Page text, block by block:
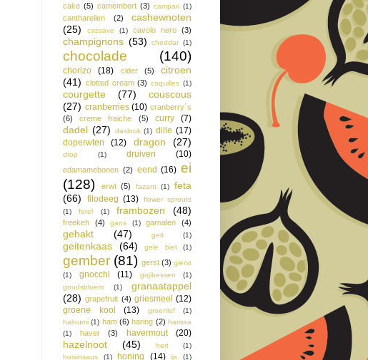
cake (5) camembert (3) campari (1)
cantharellen (2)
cashewnoten
(25)
cassave (1) cavolo nero (3)
champignons (53) cheddar (1)
chocolade (140)
chorizo (18) cider (5)
citroen
(41) clotted cream (3) coquilles (1)
courgette (77)
couscous
(27) cranberries (10) cranberry´s
(6)
creme fraiche (5) curry (7)
dadel (27) daslook (1) dille (17)
doperwten
(12) dragon (27)
drop (1) druiven (10)
edamamebonen (2) eend (16) ei
(128)
erwt (5) fazant (1)
feta
(66)
filodeeg (13)
flower sprouts
(1)
forel (1) frambozen (48)
freekeh (4) gans (1) garnalen (4)
gehakt (47) geit (1)
geitenkaas (64) gele biet (1)
gember (81) gerst (3) gierst
(1)
gnocchi (11) gojibessen
(1)
goudsbloem
(1)
granaatappel
(28) grapefruit (4) griesmeel (12)
groene kool
(13) groenlof
(1)
haloumi (1) ham (6) haring (2) harissa
(1)
haver (3) havermout (20)
hazelnoot (45) hert
(1)
hoisinsaus
(1) honing (14) ijs (1)